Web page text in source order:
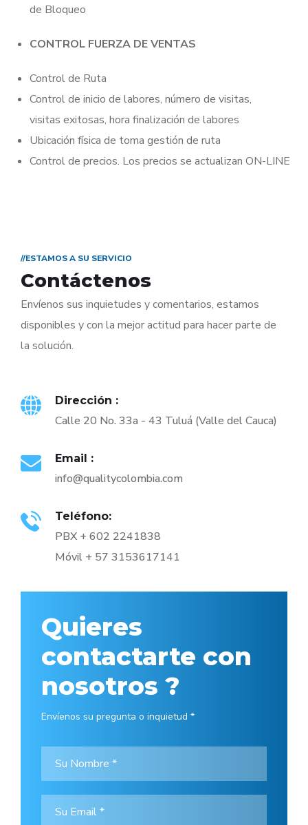
de Bloqueo
CONTROL FUERZA DE VENTAS
Control de Ruta
Control de inicio de labores, número de visitas,
visitas exitosas, hora finalización de labores
Ubicación física de toma gestión de ruta
Control de precios. Los precios se actualizan ON-LINE
//ESTAMOS A SU SERVICIO
Contáctenos
Envíenos sus inquietudes y comentarios, estamos
disponibles y con la mejor actitud para hacer parte de
la solución.
Dirección :
Calle 20 No. 33a - 43 Tuluá (Valle del Cauca)
Email :
info@qualitycolombia.com
Teléfono:
PBX + 602 2241838
Móvil + 57 3153617141
Quieres
contactarte con
nosotros ?
Envíenos su pregunta o inquietud *